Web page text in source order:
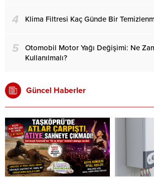
4 Klima Filtresi Kaç Günde Bir
5
Otomobil Motor Yağı Değişimi: Ne
Kullanılmalı?
Güncel Haberler